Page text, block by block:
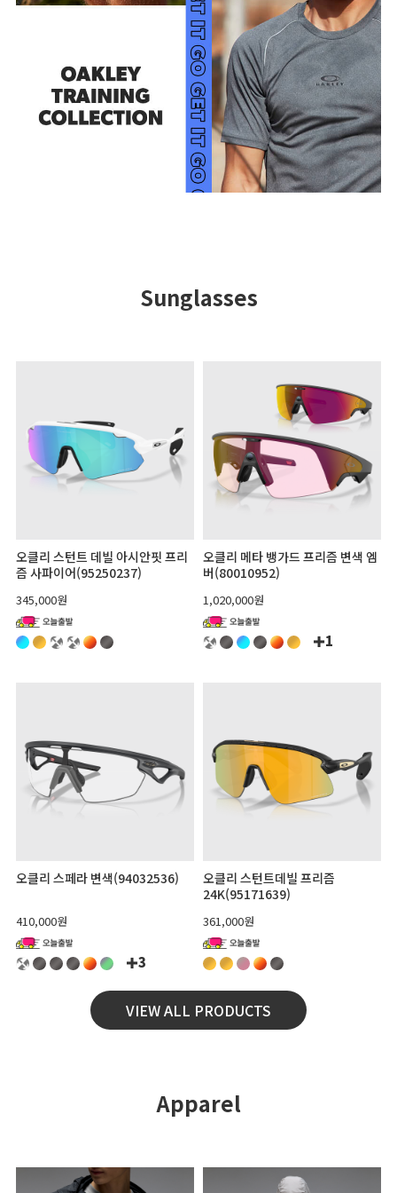
Sunglasses
오클리 스턴트 데빌 아시안핏 프리
즘 사파이어(95250237)
345,000원
오클리 메타 뱅가드 프리즘 변색 엠
버(80010952)
1,020,000원
1
오클리 스페라 변색(94032536)
410,000원
3
오클리 스턴트데빌 프리즘
24K(95171639)
361,000원
VIEW ALL PRODUCTS
Apparel